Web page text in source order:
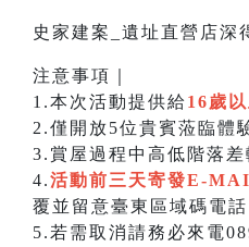
史家建案_遺址直營店深
注意事項｜
1.本次活動提供給16歲
2.僅開放5位貴賓蒞臨體
3.賞屋過程中高低階落
4.活動前三天寄發E-
覆並留意臺東區域碼電話
5.若需取消請務必來電